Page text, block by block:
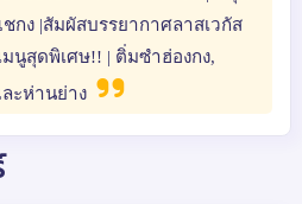
กง |สัมผัสบรรยากาศลาสเวกัส
เมนูสุดพิเศษ!! | ติ่มซำฮ่องกง,
ะห่านย่าง